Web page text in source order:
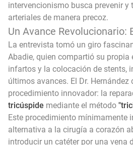
intervencionismo busca prevenir y
arteriales de manera precoz.
Un Avance Revolucionario:
La entrevista tomó un giro
Abadie, quien compartió su propia
infartos y la colocación de stents,
últimos avances. El Dr. Hernández
procedimiento innovador: la
tricúspide mediante el método
Este procedimiento mínimamente
alternativa a la cirugía a corazón
introducir un catéter por una vena